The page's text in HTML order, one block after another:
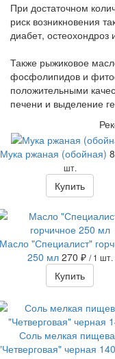
При достаточном
риск возникновения
диабет,
Также рыжиковое
фосфолипидов и
положительными
печени и выделение
Мука ржаная (обойная)
шт.
Купить
"Специалист"
250 мл 270 ₽ / 1 шт.
Купить
Соль мелкая
черная